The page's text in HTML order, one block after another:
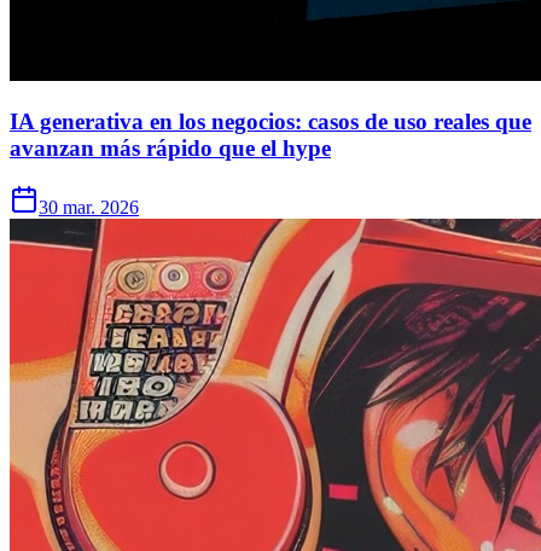
IA generativa en los negocios: casos de uso reales que
avanzan más rápido que el hype
30 mar. 2026